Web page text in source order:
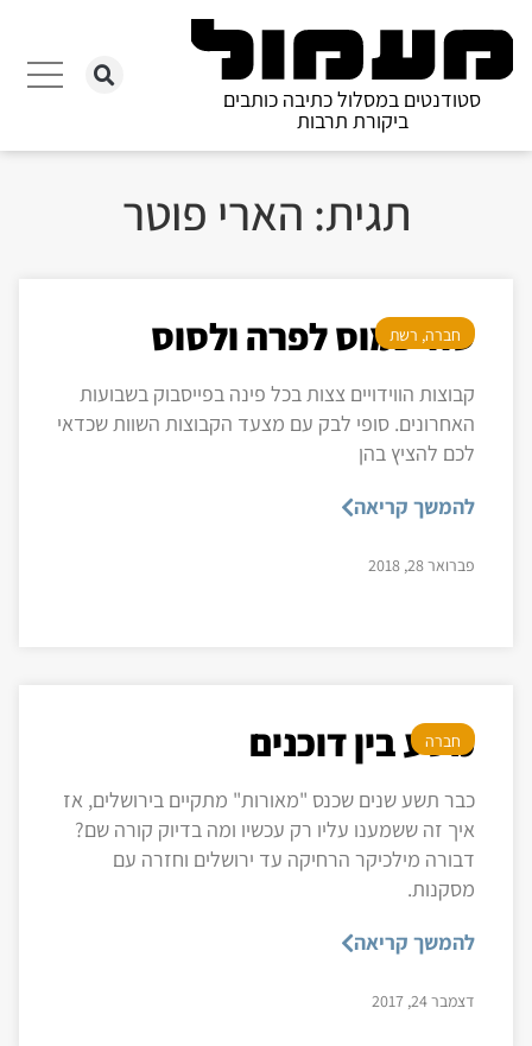
סטודנטים במסלול כתיבה כותבים
ביקורת תרבות
תגית: הארי פוטר
חברה, רשת
סוד כמוס לפרה ולסוס
קבוצות הווידויים צצות בכל פינה בפייסבוק בשבועות
האחרונים. סופי לבק עם מצעד הקבוצות השוות שכדאי
לכם להציץ בהן
להמשך קריאה
פברואר 28, 2018
חברה
מסע בין דוכנים
כבר תשע שנים שכנס "מאורות" מתקיים בירושלים, אז
איך זה ששמענו עליו רק עכשיו ומה בדיוק קורה שם?
דבורה מילכיקר הרחיקה עד ירושלים וחזרה עם
מסקנות.
להמשך קריאה
דצמבר 24, 2017